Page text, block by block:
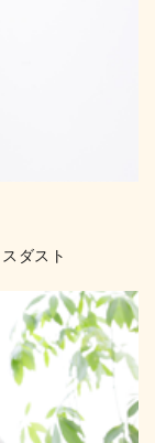
ダスト